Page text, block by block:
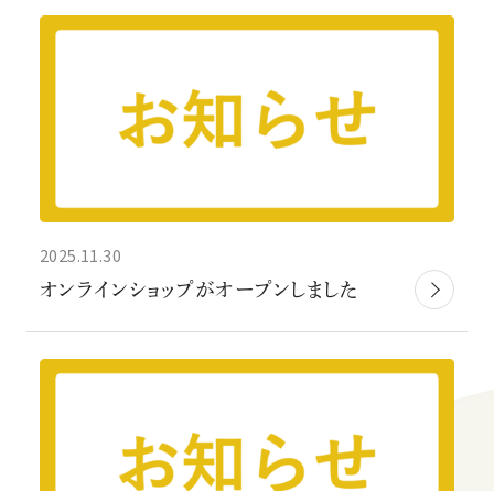
2025.11.30
オンラインショップがオープンしました